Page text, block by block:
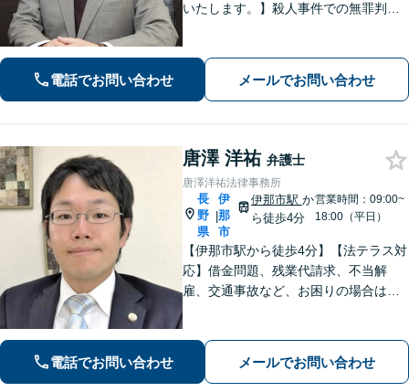
いたします。】殺人事件での無罪判決
員、裁判員裁判対応可、夜間休日対応
可能、専用駐車場あり（無料）
電話でお問い合わせ メールでお問い合わせ
唐澤 洋祐 弁護士
唐澤洋祐法律事務所
長
野
県
|
伊
那
市
伊那市駅 か
ら徒歩4分
営業時間：09:00~
18:00（平日）
【伊那市駅から徒歩4分】【法テラス対
応】借金問題、残業代請求、不当解
雇、交通事故など、お困りの場合はす
ます!【秘密厳守】【破産管財人】
電話でお問い合わせ メールでお問い合わせ